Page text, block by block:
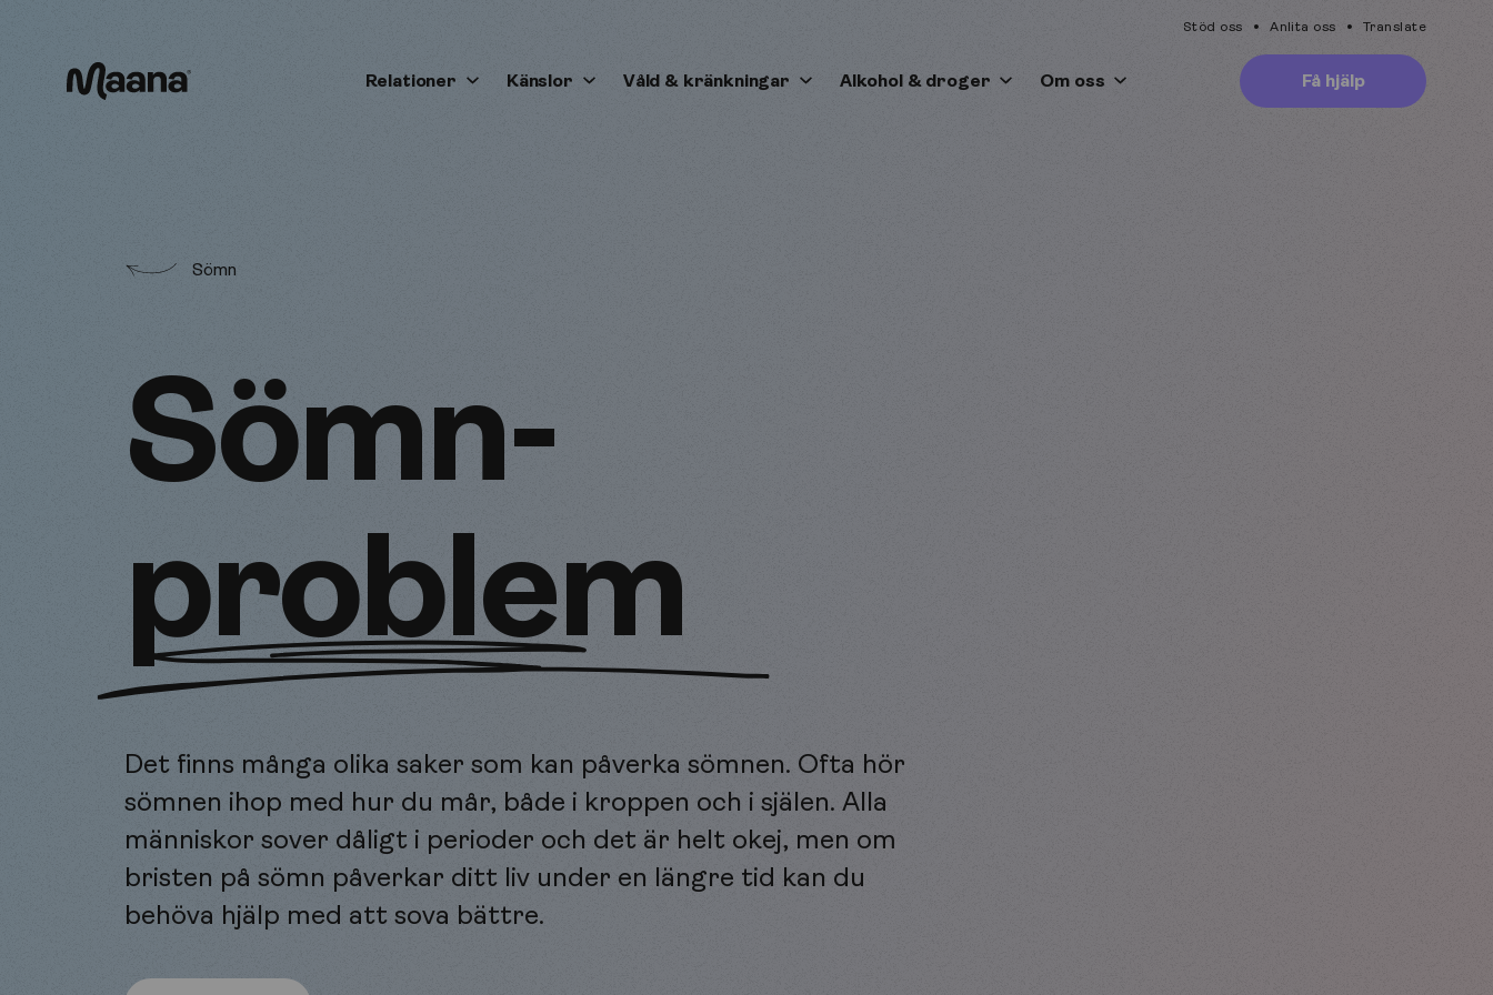
Relationer Känslor Våld & kränkningar Alkohol & droger Om oss Få hjälp
Stöd oss Anlita oss Translate
Sömn
Sömn­
problem
Det finns många olika saker som kan påverka sömnen. Ofta hör
sömnen ihop med hur du mår, både i kroppen och i själen. Alla
människor sover dåligt i perioder och det är helt okej, men om
bristen på sömn påverkar ditt liv under en längre tid kan du
behöva hjälp med att sova bättre.